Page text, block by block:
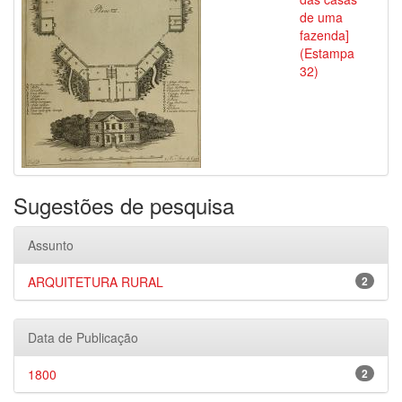
de uma
fazenda]
(Estampa
32)
Sugestões de pesquisa
Assunto
2
ARQUITETURA RURAL
Data de Publicação
2
1800